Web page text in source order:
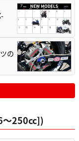
の
〜250cc])